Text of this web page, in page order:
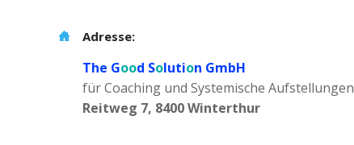
Adresse:
The Good Solution GmbH
für Coaching und Systemische Aufstellungen
Reitweg 7, 8400 Winterthur